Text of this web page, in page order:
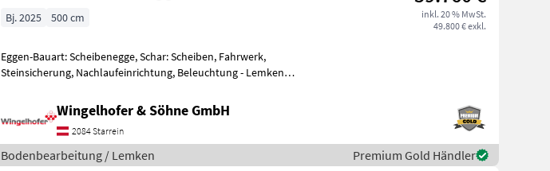
inkl. 20 % MwSt.
49.800 € exkl.
Bj. 2025 500 cm
Eggen-Bauart: Scheibenegge, Schar: Scheiben, Fahrwerk,
Steinsicherung, Nachlaufeinrichtung, Beleuchtung - Lemken
Wingelhofer & Söhne GmbH
2084 Starrein
Bodenbearbeitung / Lemken Premium Gold Händler